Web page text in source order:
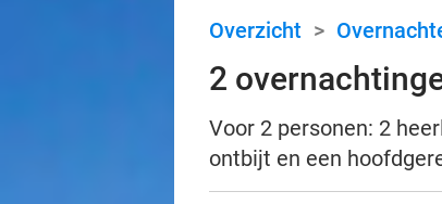
Overzicht >
2
Voor 2 personen: 2
ontbijt en een